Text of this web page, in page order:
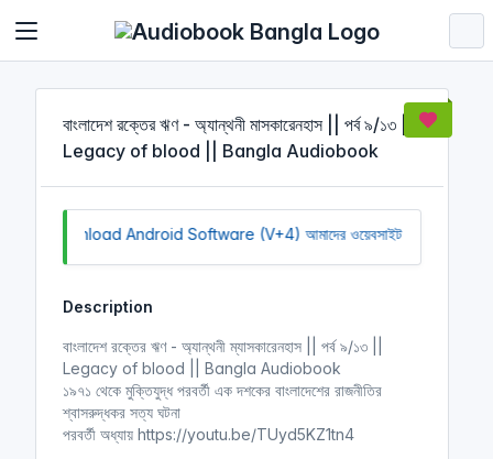
বাংলাদেশ রক্তের ঋণ - অ্যান্থনী মাসকারেনহাস || পর্ব ৯/১৩ ||
Legacy of blood || Bangla Audiobook
to Download Android Software (V+4) আমাদের ওয়েবসাইট সচল রাখতে
Description
বাংলাদেশ রক্তের ঋণ - অ্যান্থনী ম্যাসকারেনহাস || পর্ব ৯/১৩ ||
Legacy of blood || Bangla Audiobook
১৯৭১ থেকে মুক্তিযুদ্ধ পরবর্তী এক দশকের বাংলাদেশের রাজনীতির
শ্বাসরুদ্ধকর সত্য ঘটনা
পরবর্তী অধ্যায় https://youtu.be/TUyd5KZ1tn4